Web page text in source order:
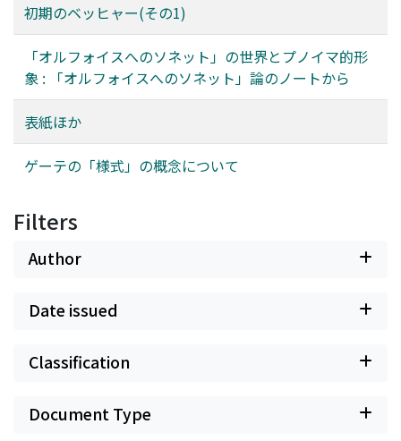
初期のベッヒャー(その1)
「オルフォイスへのソネット」の世界とプノイマ的形
象 : 「オルフォイスへのソネット」論のノートから
表紙ほか
ゲーテの「様式」の概念について
Filters
Author
Date issued
Classification
Document Type